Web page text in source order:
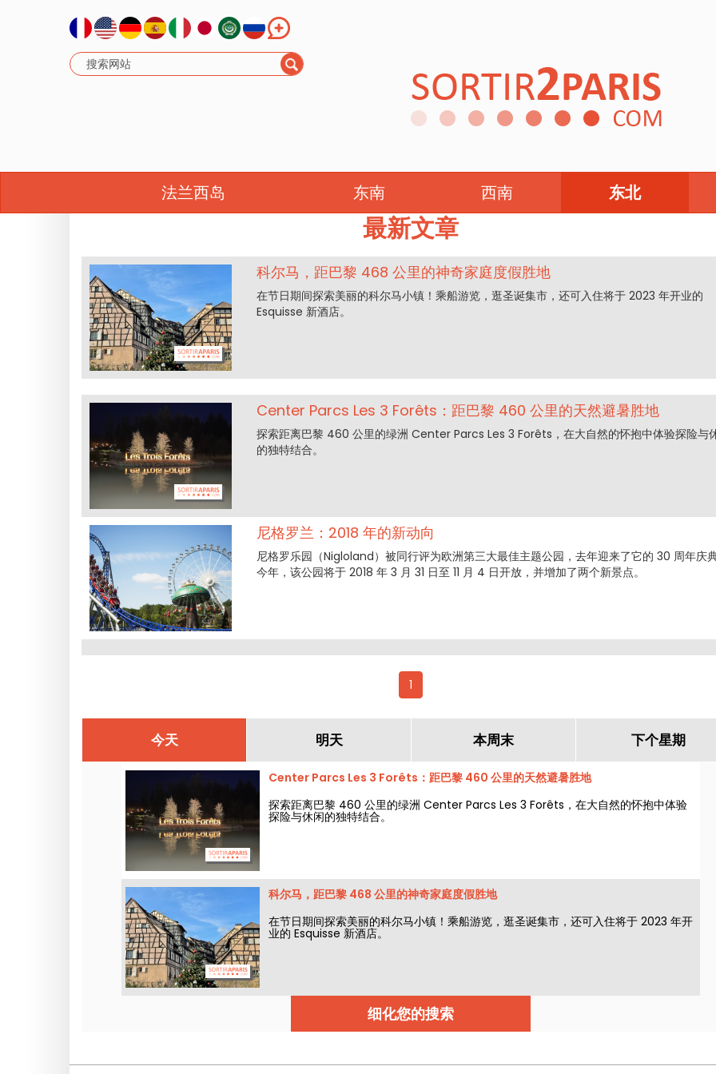
法兰西岛 东南 西南 东北
大东部 勃艮第-弗朗什-孔泰
最新文章
科尔马，距巴黎 468 公里的神奇家庭度假胜地
在节日期间探索美丽的科尔马小镇！乘船游览，逛圣诞集市，还可入住将于 2023 年开业的
Esquisse 新酒店。
Center Parcs Les 3 Forêts：距巴黎 460 公里的天然避暑胜地
探索距离巴黎 460 公里的绿洲 Center Parcs Les 3 Forêts，在大自然的怀抱中体验探险与
的独特结合。
尼格罗兰：2018 年的新动向
尼格罗乐园（Nigloland）被同行评为欧洲第三大最佳主题公园，去年迎来了它的 30 周年庆典
今年，该公园将于 2018 年 3 月 31 日至 11 月 4 日开放，并增加了两个新景点。
1
今天 明天 本周末 下个星期
Center Parcs Les 3 Forêts：距巴黎 460 公里的天然避暑胜地
探索距离巴黎 460 公里的绿洲 Center Parcs Les 3 Forêts，在大自然的怀抱中体验
探险与休闲的独特结合。
科尔马，距巴黎 468 公里的神奇家庭度假胜地
在节日期间探索美丽的科尔马小镇！乘船游览，逛圣诞集市，还可入住将于 2023 年开
业的 Esquisse 新酒店。
细化您的搜索